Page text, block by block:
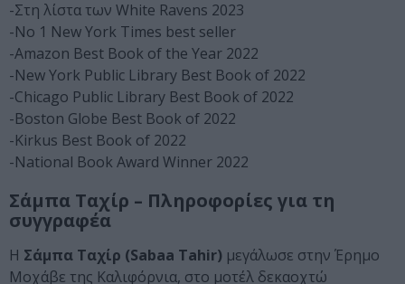
-Στη λίστα των White Ravens 2023
-No 1 New York Times best seller
-Amazon Best Book of the Year 2022
-New York Public Library Best Book of 2022
-Chicago Public Library Best Book of 2022
-Boston Globe Best Book of 2022
-Kirkus Best Book of 2022
-National Book Award Winner 2022
Σάμπα Ταχίρ – Πληροφορίες για τη
συγγραφέα
Η Σάμπα Ταχίρ (Sabaa Tahir) μεγάλωσε στην Έρημο
Μοχάβε της Καλιφόρνια, στο μοτέλ δεκαοχτώ